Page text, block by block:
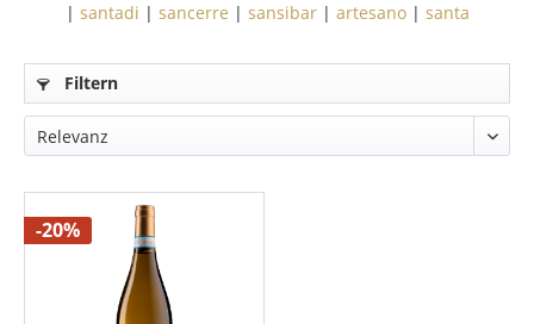
| santadi | sancerre | sansibar| artesano| santa
Filtern
-20%